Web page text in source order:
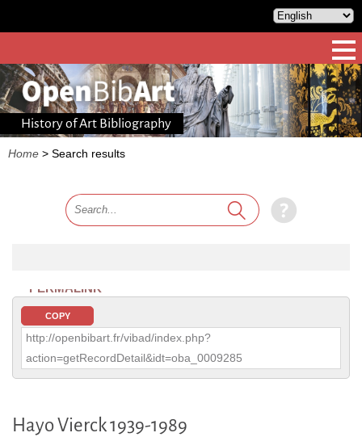
History of Art Bibliography
Home > Search results
PERMALINK
COPY
http://openbibart.fr/vibad/index.php?
action=getRecordDetail&idt=oba_0009285
Hayo Vierck 1939-1989